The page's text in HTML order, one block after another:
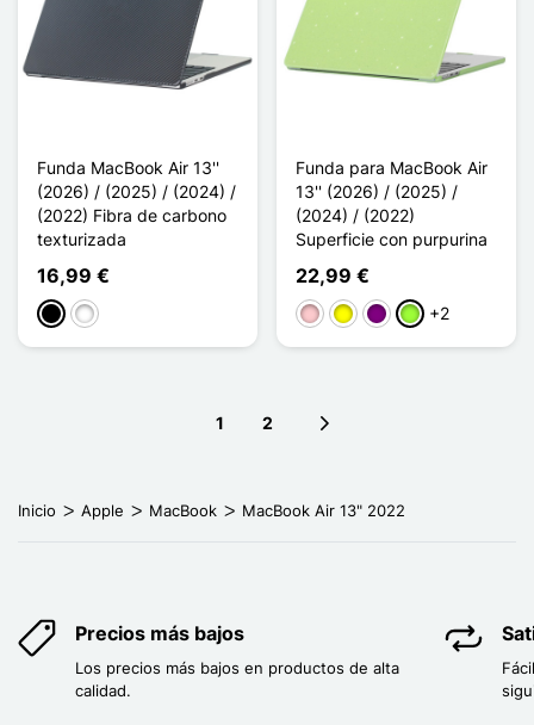
Funda MacBook Air 13''
(2026) / (2025) / (2024) /
(2022) Fibra de carbono
texturizada
16,99 €
NegroBlanco
Funda para MacBook Air
13'' (2026) / (2025) /
(2024) / (2022)
Superficie con purpurina
22,99 €
RosaAmarilloPúrpuraVerde manzana
+2
1 2
Inicio Apple MacBook MacBook Air 13" 2022
Precios más bajos
Los precios más bajos en productos de alta
calidad.